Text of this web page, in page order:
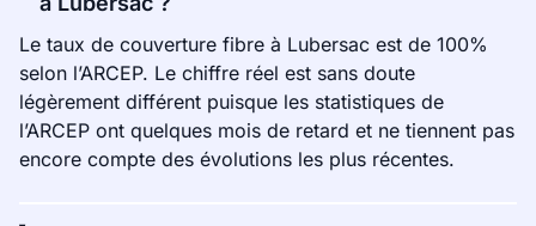
Le taux de couverture fibre à Lubersac est de 100%
selon l’ARCEP. Le chiffre réel est sans doute
légèrement différent puisque les statistiques de
l’ARCEP ont quelques mois de retard et ne tiennent pas
encore compte des évolutions les plus récentes.